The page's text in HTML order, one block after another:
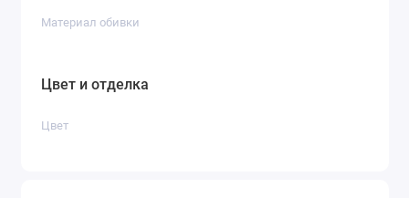
Материал обивки
Цвет и отделка
Цвет